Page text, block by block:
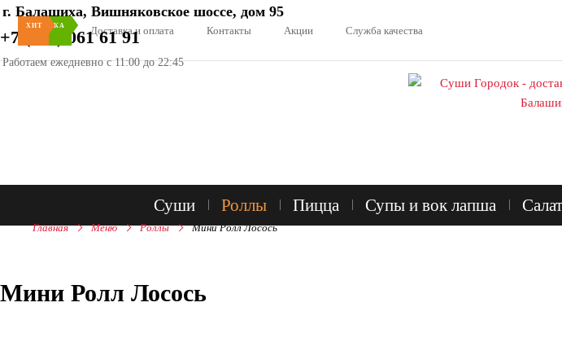
О нас Доставка и оплата Контакты Акции Служба качества
г. Балашиха, Вишняковское шоссе, дом 95
+7 (966) 061 61 91
Работаем ежедневно с 11:00 до 22:45
Суши Роллы Пицца Супы и вок лапша
Главная Меню Роллы Мини Ролл Лосось
Мини Ролл Лосось
НОВИНКА
НОВИНКА
ХИТ